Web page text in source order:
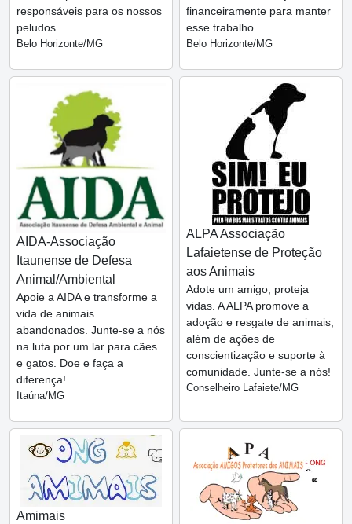
responsáveis para os nossos
peludos.
Belo Horizonte/MG
financeiramente para manter
esse trabalho.
Belo Horizonte/MG
AIDA-Associação
Itaunense de Defesa
Animal/Ambiental
Apoie a AIDA e transforme a
vida de animais
abandonados. Junte-se a nós
na luta por um lar para cães
e gatos. Doe e faça a
diferença!
Itaúna/MG
ALPA Associação
Lafaietense de Proteção
aos Animais
Adote um amigo, proteja
vidas. A ALPA promove a
adoção e resgate de animais,
além de ações de
conscientização e suporte à
comunidade. Junte-se a nós!
Conselheiro Lafaiete/MG
Amimais